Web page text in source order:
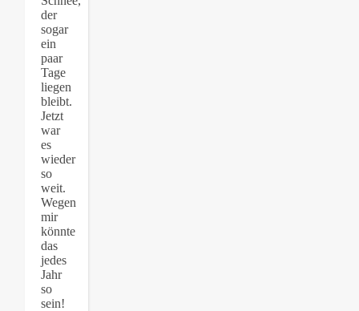
der
sogar
ein
paar
Tage
liegen
bleibt.
Jetzt
war
es
wieder
so
weit.
Wegen
mir
könnte
das
jedes
Jahr
so
sein!